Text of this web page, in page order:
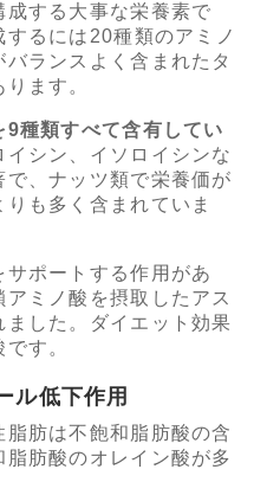
成する大事な栄養素で
るには20種類のアミノ
ランスよく含まれたタ
ます。
9種類すべて含有してい
シン、イソロイシンな
、ナッツ類で栄養価が
も多く含まれていま
ポートする作用があ
ミノ酸を摂取したアス
した。ダイエット効果
す。
ル低下作用
肪は不飽和脂肪酸の含
肪酸のオレイン酸が多